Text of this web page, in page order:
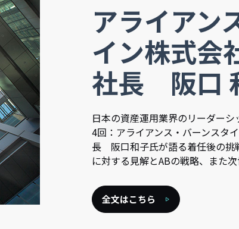
アライアン
イン株式
社長 阪口
日本の資産運用業界のリーダー
4回：アライアンス・バーンスタ
長 阪口和子氏が語る着任後の挑
に対する見解とABの戦略、また
全文はこちら